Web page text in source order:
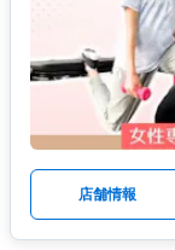
店舗情報